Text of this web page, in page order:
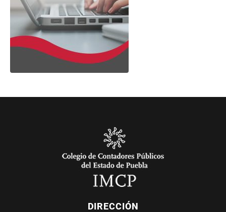
DIRECCIÓN